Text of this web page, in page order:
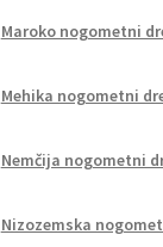
Maroko nogometni
Mehika nogometni
Nemčija nogometni
Nizozemska